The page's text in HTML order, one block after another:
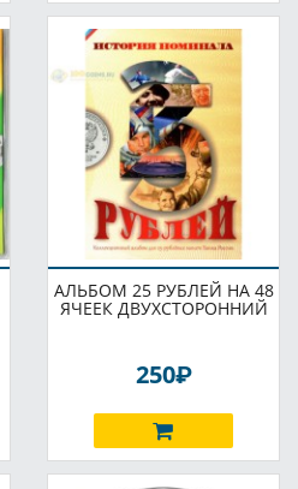
АЛЬБОМ 25 РУБЛЕЙ НА 48
ЯЧЕЕК ДВУХСТОРОННИЙ
250P